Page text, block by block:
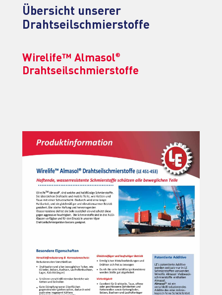
Übersicht unserer
Drahtseilschmierstoffe
Wirelife™ Almasol®
Drahtseilschmierstoffe